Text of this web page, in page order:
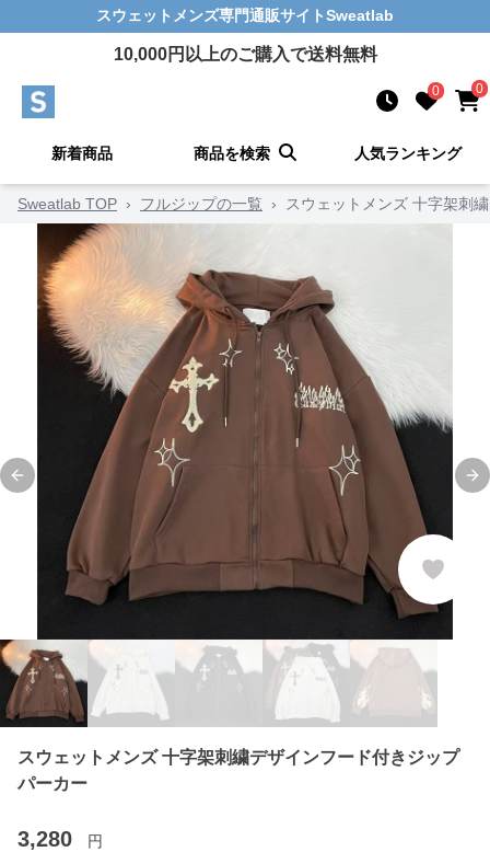
スウェットメンズ専門通販サイトSweatlab
10,000円以上のご購入で送料無料
0 0
新着商品 商品を検索 人気ランキング
Sweatlab TOP › フルジップの一覧 › スウェットメンズ 十字架刺
Previous slide
スウェットメンズ 十字架刺繍デザインフード付きジップ
パーカー
3,280 円